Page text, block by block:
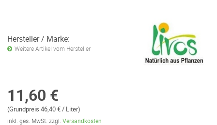
Hersteller / Marke:
Weitere Artikel vom Hersteller
11,60 €
(Grundpreis 46,40 € / Liter)
inkl. ges. MwSt. zzgl. Versandkosten